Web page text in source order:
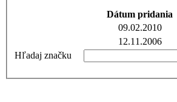
Dátum pridania
09.02.2010
12.11.2006
Hľadaj značku